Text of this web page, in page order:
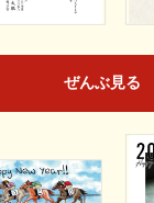
ぜんぶ見る